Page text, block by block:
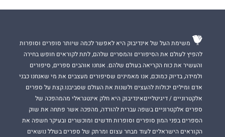
משימת העל של אינדיבוק היא לאפשר לכמה שיותר סופרים וסופרות
להפיץ לעולם את הסיפורים והמסרים שלהם, לתת לקוראים חופש בחירה
והעשיר את כוח הקריאה בעולם שלהם. אנחנו אוהבים ספרים, סיפורים
ולמידה, בדיוק כמוכם, אנו מאמינים שסיפורים מעצבים את מי שאנחנו כבני
אדם ומילים יכולות להעצים ולשנות את העולם שסביבנו.קצת על ספרים
אלקטרוניים / דיגיטלייםאינדיבוק היא חלק אינטגראלי מהמהפכה של
ספרים אלקטרוניים בשפה עברית להורדה, מהפכה אשר פתחה את שוק
הספרים בפני המון סופרים וסופרות חדשים ומוכשרים ובעיקר חשפה את
הקוראים הישראלים לעוד מבחר עצום ומרתק של ספרים בשלל נושאים